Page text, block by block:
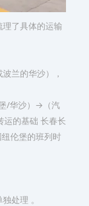
了具体的运输
兰的华沙），
/华沙）→（汽
的基础 ​长春​长
伦堡的班列时
处理 。